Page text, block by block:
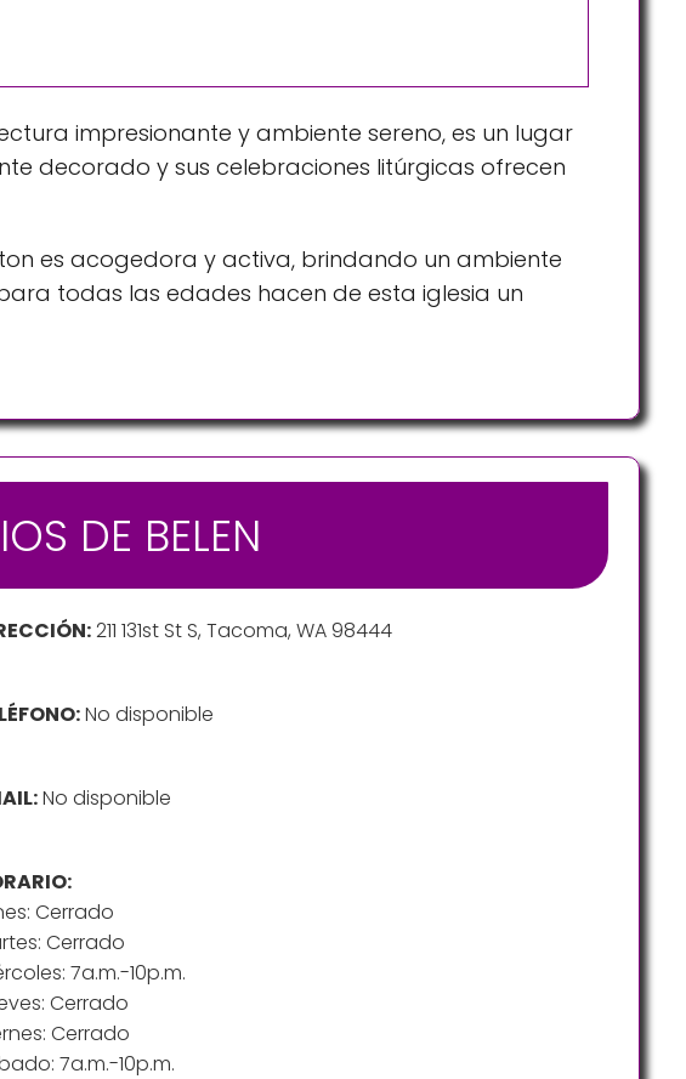
impresionante y ambiente sereno, es un lugar
decorado y sus celebraciones litúrgicas ofrecen
es acogedora y activa, brindando un ambiente
todas las edades hacen de esta iglesia un
DE BELEN
211 131st St S, Tacoma, WA 98444
No disponible
No disponible
Cerrado
Cerrado
7a.m.-10p.m.
Cerrado
Cerrado
7a.m.-10p.m.